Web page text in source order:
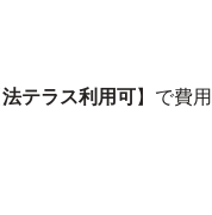
法テラス利用可】で費用